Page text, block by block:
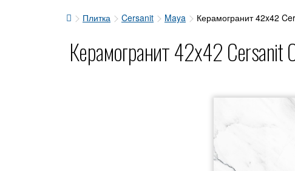
Плитка Cersanit Maya Керамогранит 42x42
Керамогранит 42x42 Cersanit